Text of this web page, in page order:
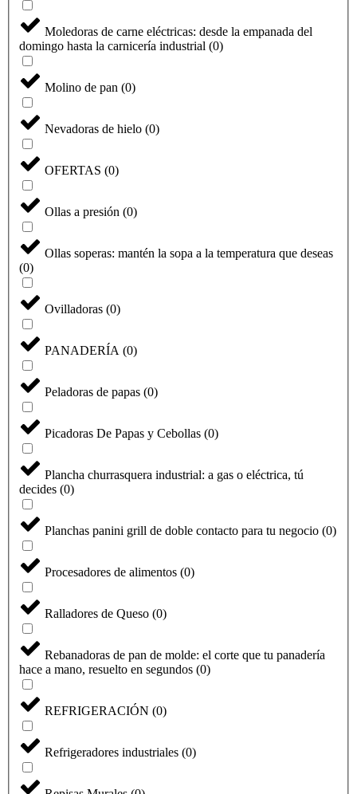
Moledoras de carne eléctricas: desde la empanada del
domingo hasta la carnicería industrial (0)
Molino de pan (0)
Nevadoras de hielo (0)
OFERTAS (0)
Ollas a presión (0)
Ollas soperas: mantén la sopa a la temperatura que deseas
(0)
Ovilladoras (0)
PANADERÍA (0)
Peladoras de papas (0)
Picadoras De Papas y Cebollas (0)
Plancha churrasquera industrial: a gas o eléctrica, tú
decides (0)
Planchas panini grill de doble contacto para tu negocio (0)
Procesadores de alimentos (0)
Ralladores de Queso (0)
Rebanadoras de pan de molde: el corte que tu panadería
hace a mano, resuelto en segundos (0)
REFRIGERACIÓN (0)
Refrigeradores industriales (0)
¿Cómo calificarías tu experiencia?
Seleccione
una
opción
de
1
a
5
No fue buena